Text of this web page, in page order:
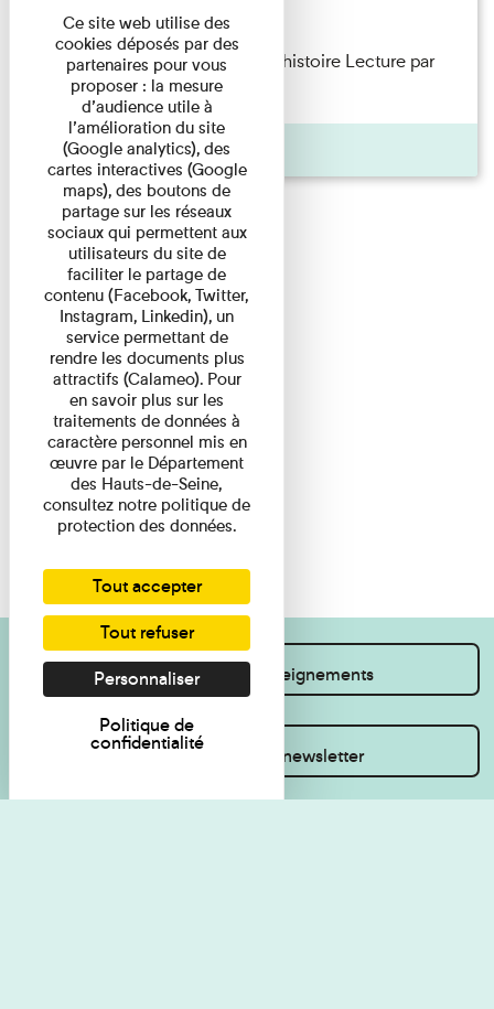
Lecture
Philippe Artières — Le dos de l’histoire Lecture par
l’auteur accompagné de ...
Pages
Je souhaite des renseignements
Inscrivez-vous à la newsletter
Ce site web utilise des
cookies déposés par des
partenaires pour vous
proposer : la mesure
d’audience utile à
l’amélioration du site
(Google analytics), des
cartes interactives (Google
maps), des boutons de
partage sur les réseaux
sociaux qui permettent aux
utilisateurs du site de
faciliter le partage de
contenu (Facebook, Twitter,
Instagram, Linkedin), un
service permettant de
rendre les documents plus
attractifs (Calameo). Pour
en savoir plus sur les
traitements de données à
caractère personnel mis en
œuvre par le Département
des Hauts-de-Seine,
consultez notre politique de
protection des données.
Tout accepter
Tout refuser
Personnaliser
Politique de
confidentialité